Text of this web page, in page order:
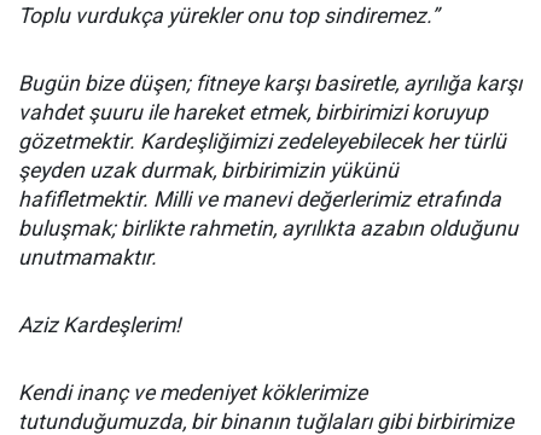
Toplu vurdukça yürekler onu top sindiremez.”
Bugün bize düşen; fitneye karşı basiretle, ayrılığa karşı
vahdet şuuru ile hareket etmek, birbirimizi koruyup
gözetmektir. Kardeşliğimizi zedeleyebilecek her türlü
şeyden uzak durmak, birbirimizin yükünü
hafifletmektir. Milli ve manevi değerlerimiz etrafında
buluşmak; birlikte rahmetin, ayrılıkta azabın olduğunu
unutmamaktır.
Aziz Kardeşlerim!
Kendi inanç ve medeniyet köklerimize
tutunduğumuzda, bir binanın tuğlaları gibi birbirimize